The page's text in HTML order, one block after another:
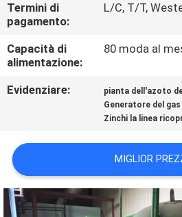
CASI
PREVENTIVO
NEWS
SITEMAP
Termini di
pagamento:
L/C, T/T,
Capacità di
alimentazione:
80 moda al
Evidenziare: pianta dell'azoto
Generatore del
Zinchi la linea
MIGLIOR